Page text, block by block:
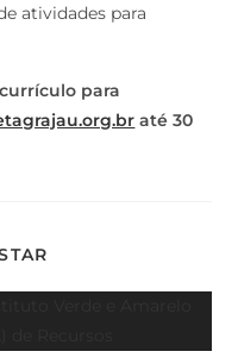
atividades para
para
até 30